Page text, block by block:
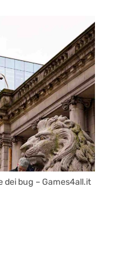
dei bug – Games4all.it